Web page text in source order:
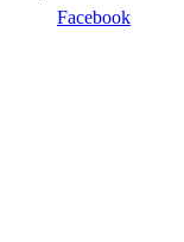
Facebook